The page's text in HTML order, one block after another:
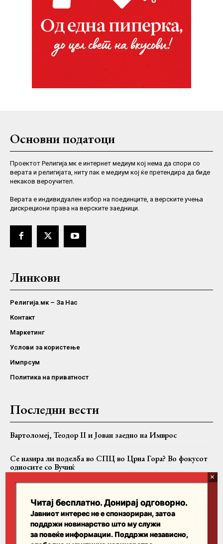
Основни податоци
Проектот Религија.мк е интернет медиум кој нема да спори со
верата и религијата, ниту пак е медиум кој ќе претендира да биде
некаков вероучител.
Верaта е индивидуален избор на поединците, а верските учења
дискрециони права на верските заедници.
Линкови
Религија.мк – За Нас
Контакт
Маркетинг
Услови за користење
Импрсум
Политика на приватност
Последни вести
Вартоломеј, Теодор II и Јован заедно на Имврос
Се наѕира ли поделба во СПЦ во Црна Гора? Во фокусот
односите со Вучиќ
во свечена литија
Пребарајте
Читај бесплатно. Донирај одговорно.
Јавниот интерес не е спонзориран, затоа
поддржи новинарство што му служи
за повеќе информации. Поддржи независно,